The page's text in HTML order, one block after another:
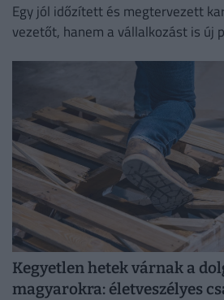
Egy jól időzített és megtervezett
vezetőt, hanem a vállalkozást is új
Kegyetlen hetek várnak a
magyarokra: életveszélyes